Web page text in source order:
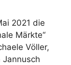
2021 die
Märkte“
Völler,
Jannusch